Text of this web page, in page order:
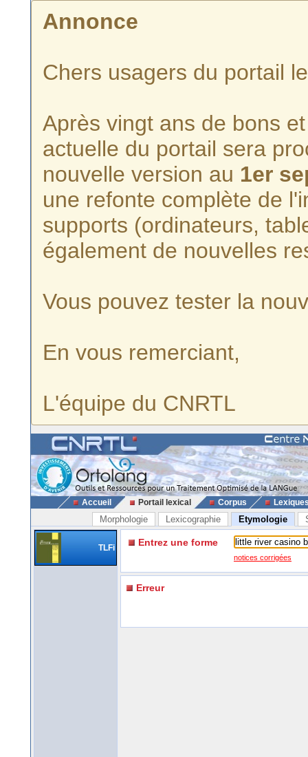
Annonce
Chers usagers du portail
Après vingt ans de bons
actuelle du portail sera
nouvelle version au 1er
une refonte complète de
supports (ordinateurs,
également de nouvelles
Vous pouvez tester la
En vous remerciant,
L'équipe du CNRTL
Accueil Portail lexical Corpus
Morphologie Lexicographie Etymologie
TLFi Entrez une forme
notices corrigées
Erreur